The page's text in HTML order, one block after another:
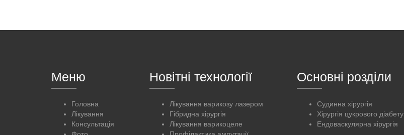
Меню
Головна
Лікування
Консультація
Новітні технології
Лікування варикозу лазером
Гібридна хірургія
Лікування варикоцеле
Основні розділи
Судинна хірургія
Хірургія цукрового діабету
Ендоваскулярна хірургія